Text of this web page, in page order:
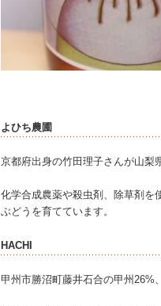
よひち農圃
京都府出身の竹田理子さんが山梨
化学合成農薬や殺虫剤、除草剤を
ぶどうを育てています。
HACHI
甲州市勝沼町藤井石合の甲州26%